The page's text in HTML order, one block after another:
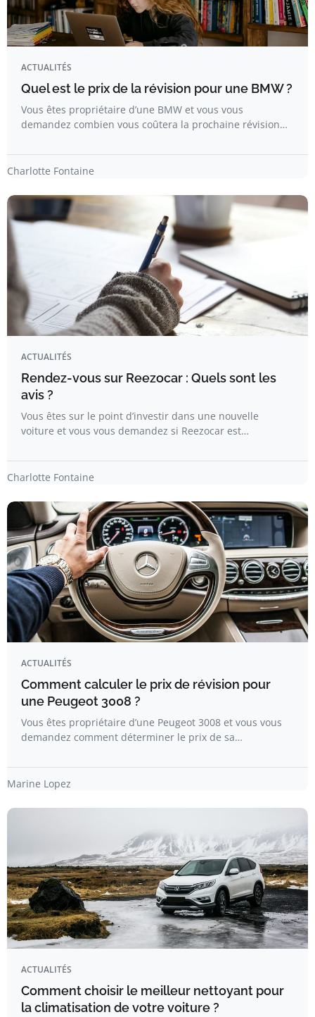
ACTUALITÉS
Quel est le prix de la révision pour une BMW ?
Vous êtes propriétaire d’une BMW et vous vous
demandez combien vous coûtera la prochaine révision…
Charlotte Fontaine
ACTUALITÉS
Rendez-vous sur Reezocar : Quels sont les
avis ?
Vous êtes sur le point d’investir dans une nouvelle
voiture et vous vous demandez si Reezocar est…
Charlotte Fontaine
ACTUALITÉS
Comment calculer le prix de révision pour
une Peugeot 3008 ?
Vous êtes propriétaire d’une Peugeot 3008 et vous vous
demandez comment déterminer le prix de sa…
Marine Lopez
ACTUALITÉS
Comment choisir le meilleur nettoyant pour
la climatisation de votre voiture ?